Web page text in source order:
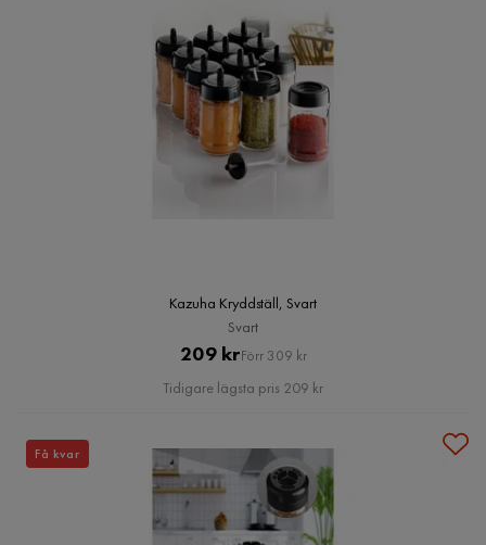
Kazuha Kryddställ, Svart
Svart
Pris
209 krOriginal
Pris
Förr 309 kr
Tidigare lägsta pris 209 kr
Få kvar